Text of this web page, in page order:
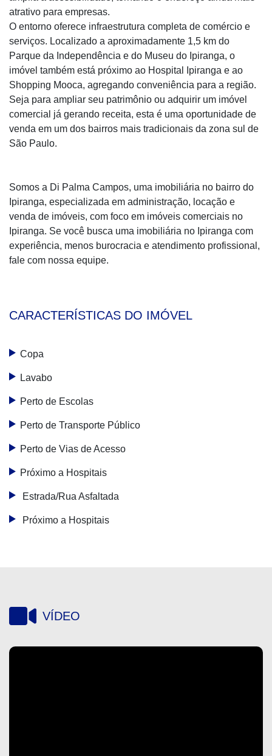
atrativo para empresas.
O entorno oferece infraestrutura completa de comércio e
serviços. Localizado a aproximadamente 1,5 km do
Parque da Independência e do Museu do Ipiranga, o
imóvel também está próximo ao Hospital Ipiranga e ao
Shopping Mooca, agregando conveniência para a região.
Seja para ampliar seu patrimônio ou adquirir um imóvel
comercial já gerando receita, esta é uma oportunidade de
venda em um dos bairros mais tradicionais da zona sul de
São Paulo.
Somos a Di Palma Campos, uma imobiliária no bairro do
Ipiranga, especializada em administração, locação e
venda de imóveis, com foco em imóveis comerciais no
Ipiranga. Se você busca uma imobiliária no Ipiranga com
experiência, menos burocracia e atendimento profissional,
fale com nossa equipe.
CARACTERÍSTICAS DO IMÓVEL
Copa
Lavabo
Perto de Escolas
Perto de Transporte Público
Perto de Vias de Acesso
Próximo a Hospitais
Estrada/Rua Asfaltada
Próximo a Hospitais
VÍDEO